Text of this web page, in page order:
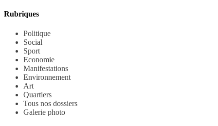
Rubriques
Politique
Social
Sport
Economie
Manifestations
Environnement
Art
Quartiers
Tous nos dossiers
Galerie photo